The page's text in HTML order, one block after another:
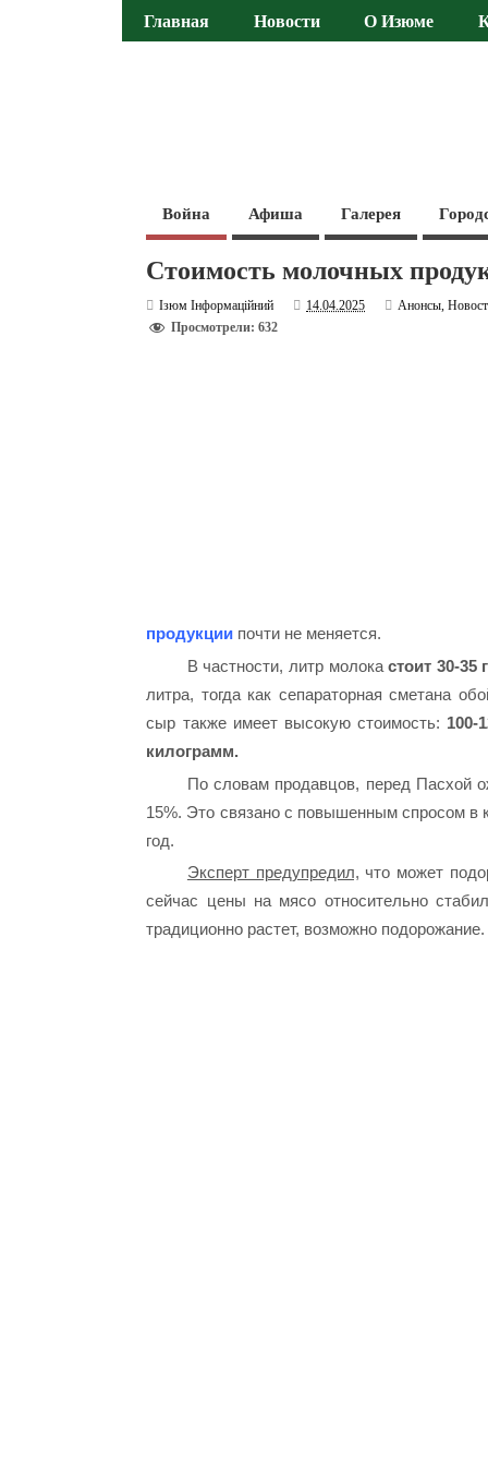
Главная Новости О Изюме
Война Афиша Галерея
Стоимость молочных
Ізюм Інформаційний 14.04.2025 Анонсы,
Просмотрели: 632
продукции почти не меняется.
В частности, литр молокастоит 30-35
литра, тогда как сепараторная сметана
сыр также имеет высокую стоимость: 100-
килограмм.
По словам продавцов, перед Пасхой
15%. Это связано с повышенным спросом в
год.
Эксперт предупредил, что может
сейчас цены на мясо относительно
традиционно растет, возможно подорожание.